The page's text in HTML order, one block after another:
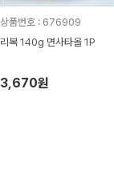
상품번호 : 676909
리복 140g 면사타올 1P
3,670원